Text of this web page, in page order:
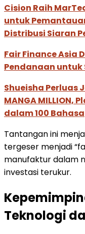
Cision Raih
untuk
Distribusi Siaran
Fair Finance Asia
Pendanaan untuk
Shueisha Perluas
MANGA MILLION,
dalam 100 Bahasa
Tantangan ini
tergeser menjadi
manufaktur dalam
investasi terukur.
Teknologi